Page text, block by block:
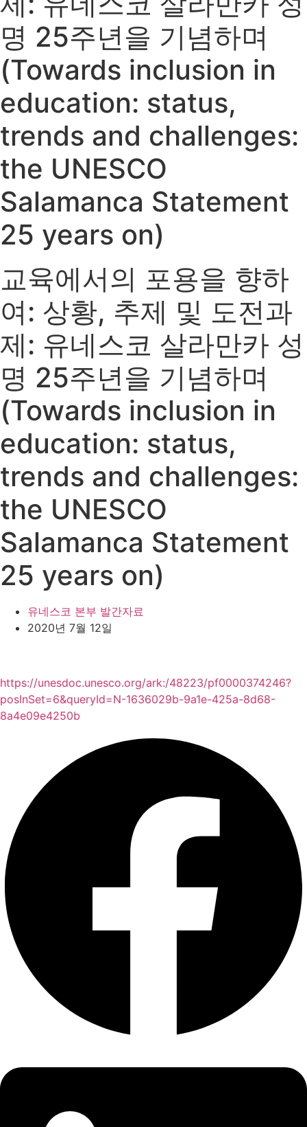
명 25주년을 기념하며
(Towards inclusion in
education: status,
trends and challenges:
the UNESCO
Salamanca Statement
25 years on)
교육에서의 포용을 향하
여: 상황, 추제 및 도전과
제: 유네스코 살라만카 성
명 25주년을 기념하며
(Towards inclusion in
education: status,
trends and challenges:
the UNESCO
Salamanca Statement
25 years on)
유네스코 본부 발간자료
2020년 7월 12일
https://unesdoc.unesco.org/ark:/48223/pf0000374246?
posInSet=6&queryId=N-1636029b-9a1e-425a-8d68-
8a4e09e4250b